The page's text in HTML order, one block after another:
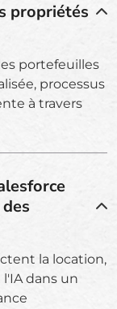
propriétés
portefeuilles
processus
à travers
la location,
dans un